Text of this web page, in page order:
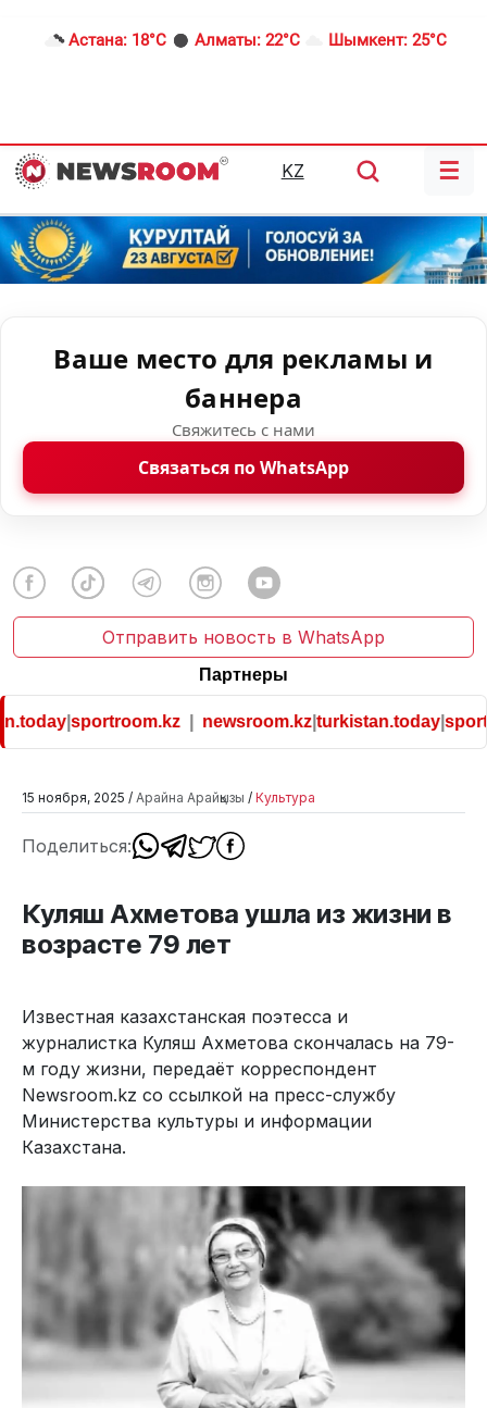
Астана: 18°C Алматы: 22°C Шымкент: 25°C
KZ ☰
Ваше место для рекламы и
баннера
Свяжитесь с нами
Связаться по WhatsApp
Отправить новость в WhatsApp
Партнеры
|sportroom.kz| newsroom.kz|turkistan.today|
15 ноября, 2025 / Арайна Арайқызы / Культура
Поделиться:
Куляш Ахметова ушла из жизни в
возрасте 79 лет
Известная казахстанская поэтесса и
журналистка Куляш Ахметова скончалась на 79-
м году жизни, передаёт корреспондент
Newsroom.kz со ссылкой на пресс-службу
Министерства культуры и информации
Казахстана.